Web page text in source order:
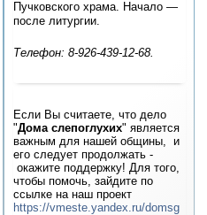
Пучковского храма. Начало —
после литургии.
Телефон: 8-926-439-12-68.
Если Вы считаете, что дело
"Дома слепоглухих" является
важным для нашей общины, и
его следует продолжать -
окажите поддержку! Для того,
чтобы помочь, зайдите по
ссылке на наш проект
https://vmeste.yandex.ru/domsg